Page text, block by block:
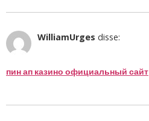
WilliamUrges disse:
пин ап казино официальный сайт